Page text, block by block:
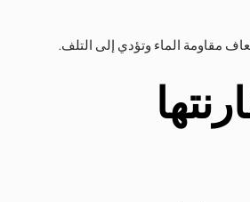
مقاومة الماء وتؤدي إلى التلف.